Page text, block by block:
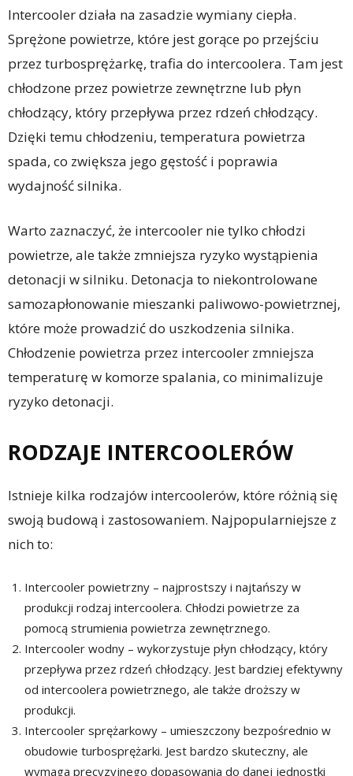
Intercooler działa na zasadzie wymiany ciepła.
Sprężone powietrze, które jest gorące po przejściu
przez turbosprężarkę, trafia do intercoolera. Tam jest
chłodzone przez powietrze zewnętrzne lub płyn
chłodzący, który przepływa przez rdzeń chłodzący.
Dzięki temu chłodzeniu, temperatura powietrza
spada, co zwiększa jego gęstość i poprawia
wydajność silnika.
Warto zaznaczyć, że intercooler nie tylko chłodzi
powietrze, ale także zmniejsza ryzyko wystąpienia
detonacji w silniku. Detonacja to niekontrolowane
samozapłonowanie mieszanki paliwowo-powietrznej,
które może prowadzić do uszkodzenia silnika.
Chłodzenie powietrza przez intercooler zmniejsza
temperaturę w komorze spalania, co minimalizuje
ryzyko detonacji.
RODZAJE INTERCOOLERÓW
Istnieje kilka rodzajów intercoolerów, które różnią się
swoją budową i zastosowaniem. Najpopularniejsze z
nich to:
Intercooler powietrzny – najprostszy i najtańszy w
produkcji rodzaj intercoolera. Chłodzi powietrze za
pomocą strumienia powietrza zewnętrznego.
Intercooler wodny – wykorzystuje płyn chłodzący, który
przepływa przez rdzeń chłodzący. Jest bardziej efektywny
od intercoolera powietrznego, ale także droższy w
produkcji.
Intercooler sprężarkowy – umieszczony bezpośrednio w
obudowie turbosprężarki. Jest bardzo skuteczny, ale
wymaga precyzyjnego dopasowania do danej jednostki